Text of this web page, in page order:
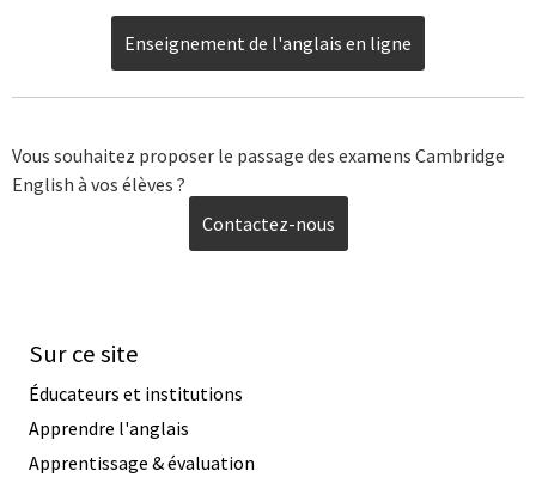
Enseignement de l'anglais en ligne
Vous souhaitez proposer le passage des examens Cambridge
English à vos élèves ?
Contactez-nous
Sur ce site
Éducateurs et institutions
Apprendre l'anglais
Apprentissage & évaluation